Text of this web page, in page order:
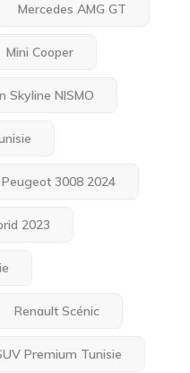
Mercedes AMG GT
Mini Cooper
Skyline NISMO
Peugeot 3008 2024
2023
Renault Scénic
Premium Tunisie